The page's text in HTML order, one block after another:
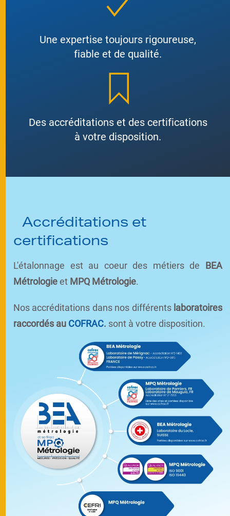
Une expertise toujours rigoureuse,
fiable et de qualité.
Des accréditations et des certifications
à votre disposition.
Accréditations et
certifications
L'étalonnage est au coeur des métiers de BEA
Métrologieet MPQ Métrologie.
Nos accréditations dans nos différents laboratoires
raccordés au COFRAC. sont à votre disposition.